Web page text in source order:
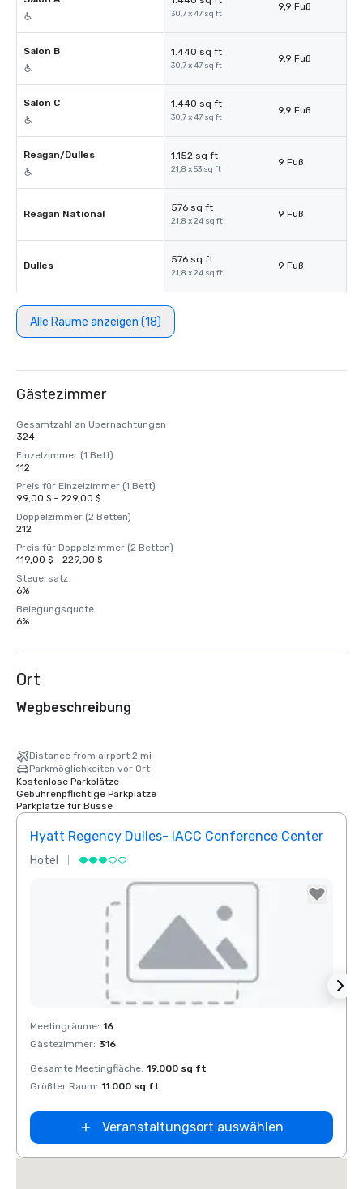
30,7 x 47 sq ft
9,9 Fuß
Salon B 1.440 sq ft
30,7 x 47 sq ft
9,9 Fuß
Salon C 1.440 sq ft
30,7 x 47 sq ft
9,9 Fuß
Reagan/Dulles 1.152 sq ft
21,8 x 53 sq ft
9 Fuß
Reagan National
576 sq ft
21,8 x 24 sq ft
9 Fuß
Dulles
576 sq ft
21,8 x 24 sq ft
9 Fuß
Alle Räume anzeigen (18)
Gästezimmer
Gesamtzahl an Übernachtungen
324
Einzelzimmer (1 Bett)
112
Preis für Einzelzimmer (1 Bett)
99,00 $ - 229,00 $
Doppelzimmer (2 Betten)
212
Preis für Doppelzimmer (2 Betten)
119,00 $ - 229,00 $
Steuersatz
6%
Belegungsquote
6%
Ort
Wegbeschreibung
Distance from airport 2 mi
Parkmöglichkeiten vor Ort
Kostenlose Parkplätze
Gebührenpflichtige Parkplätze
Parkplätze für Busse
Hyatt Regency Dulles- IACC Conference Center
Hotel
Removed from favorites
Meetingräume: 16
Gästezimmer: 316
Gesamte Meetingfläche: 19.000 sq ft
Größter Raum: 11.000 sq ft
Veranstaltungsort auswählen